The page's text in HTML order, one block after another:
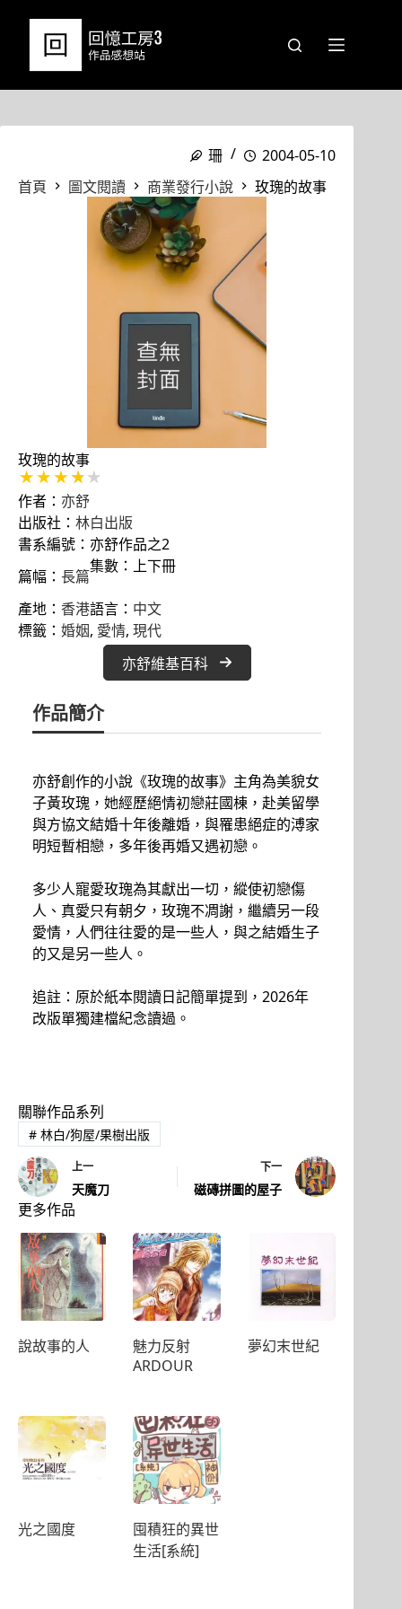
珊
2004-05-10
首頁
圖文閱讀 商業發行小說 玫瑰的故事
玫瑰的故事
作者： 亦舒
出版社： 林白出版
書系編號：亦舒作品之2
篇幅： 長篇
集數：上下冊
產地： 香港語言： 中文
標籤： 婚姻, 愛情, 現代
亦舒維基百科
作品簡介
亦舒創作的小說《玫瑰的故事》主角為美貌女
子黃玫瑰，她經歷絕情初戀莊國棟，赴美留學
與方協文結婚十年後離婚，與罹患絕症的溥家
明短暫相戀，多年後再婚又遇初戀。
多少人寵愛玫瑰為其獻出一切，縱使初戀傷
人、真愛只有朝夕，玫瑰不凋謝，繼續另一段
愛情，人們往往愛的是一些人，與之結婚生子
的又是另一些人。
追註：原於紙本閱讀日記簡單提到，2026年
改版單獨建檔紀念讀過。
關聯作品系列
#林白/狗屋/果樹出版
上一
天魔刀
下一
磁磚拼圖的屋子
更多作品
說故事的人
魅力反射
ARDOUR
夢幻末世紀
光之國度
囤積狂的異世
生活[系統]